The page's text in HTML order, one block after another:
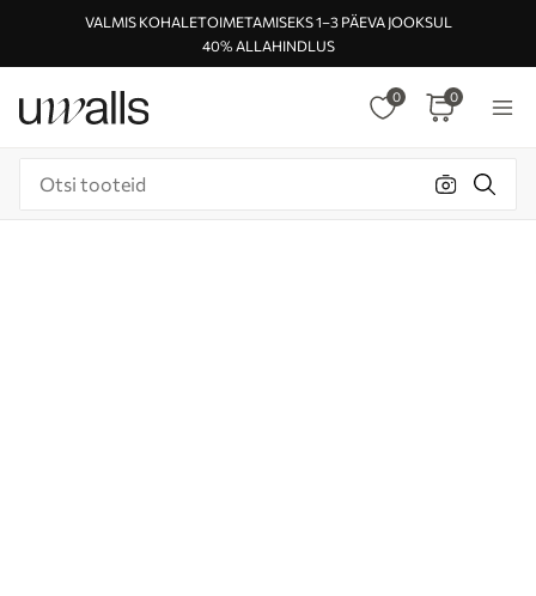
VALMIS KOHALETOIMETAMISEKS 1–3 PÄEVA JOOKSUL
40% ALLAHINDLUS
0 0